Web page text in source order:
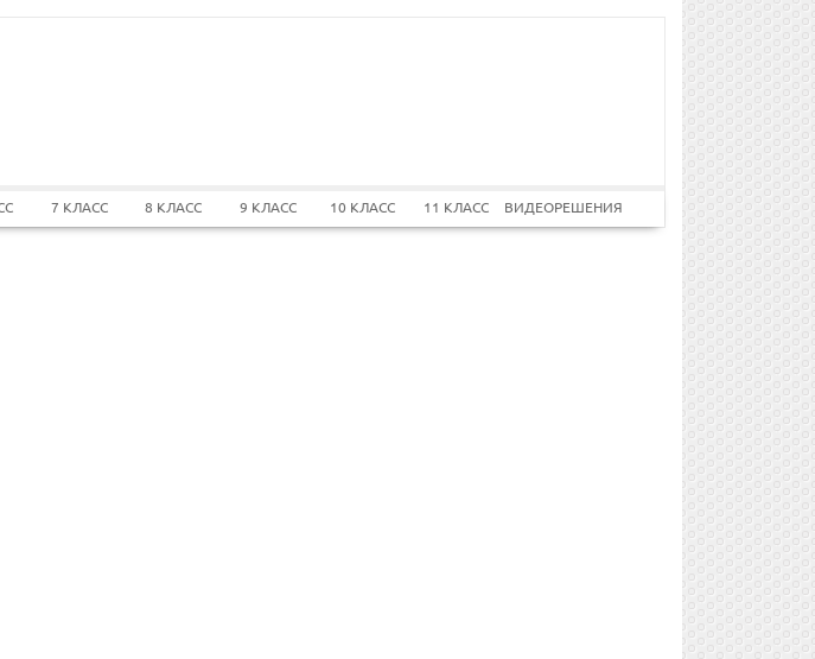
7 КЛАСС 8 КЛАСС 9 КЛАСС 10 КЛАСС 11 КЛАСС ВИДЕОРЕШЕНИЯ